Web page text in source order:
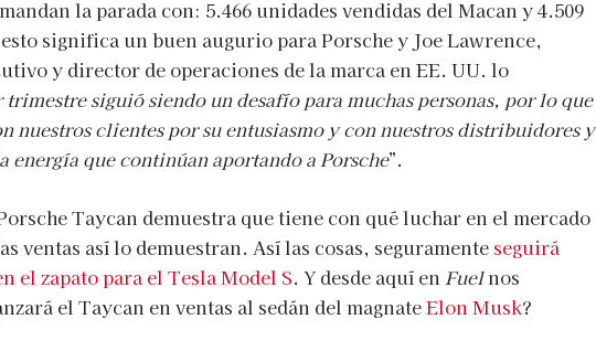
la parada con: 5.466 unidades vendidas del Macan y 4.509
significa un buen augurio para Porsche y Joe Lawrence,
y director de operaciones de la marca en EE. UU. lo
siguió siendo un desafío para muchas personas, por lo que
nuestros clientes por su entusiasmo y con nuestros distribuidores y
energía que continúan aportando a Porsche”.
Taycan demuestra que tiene con qué luchar en el mercado
ventas así lo demuestran. Así las cosas, seguramenteseguirá
el zapato para el Tesla Model S. Y desde aquí en Fuelnos
el Taycan en ventas al sedán del magnateElon Musk?